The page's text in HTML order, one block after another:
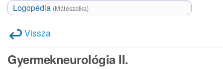
Logopédia (Mátészalka)
Vissza
Gyermekneurológia II.